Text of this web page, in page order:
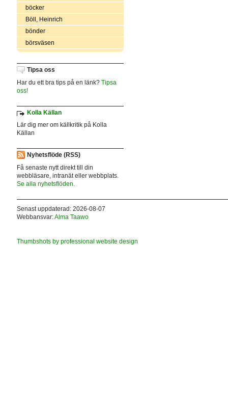
böcker
Böll, Heinrich
bönder
börsväsen
Tipsa oss
Har du ett bra tips på en länk? Tipsa
oss!
Kolla Källan
Lär dig mer om källkritik på Kolla
Källan
Nyhetsflöde (RSS)
Få senaste nytt direkt till din
webbläsare, intranät eller webbplats.
Se alla nyhetsflöden.
Senast uppdaterad: 2026-08-07
Webbansvar:Alma Taawo
Thumbshots by professional website design